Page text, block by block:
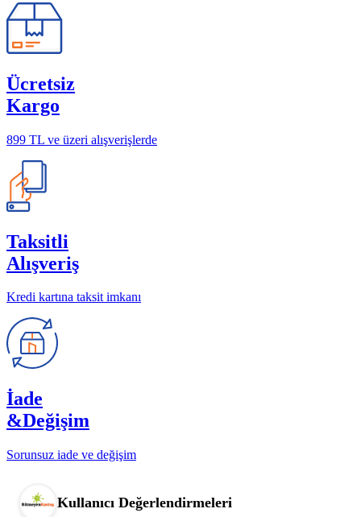
Ücretsiz
Kargo
899 TL ve üzeri alışverişlerde
Taksitli
Alışveriş
Kredi kartına taksit imkanı
İade
&Değişim
Sorunsuz iade ve değişim
Kullanıcı Değerlendirmeleri